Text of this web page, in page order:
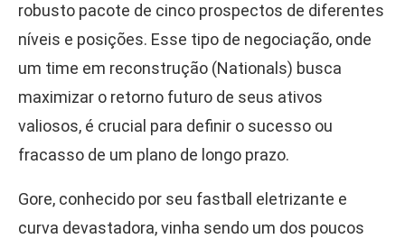
robusto pacote de cinco prospectos de diferentes
níveis e posições. Esse tipo de negociação, onde
um time em reconstrução (Nationals) busca
maximizar o retorno futuro de seus ativos
valiosos, é crucial para definir o sucesso ou
fracasso de um plano de longo prazo.
Gore, conhecido por seu fastball eletrizante e
curva devastadora, vinha sendo um dos poucos